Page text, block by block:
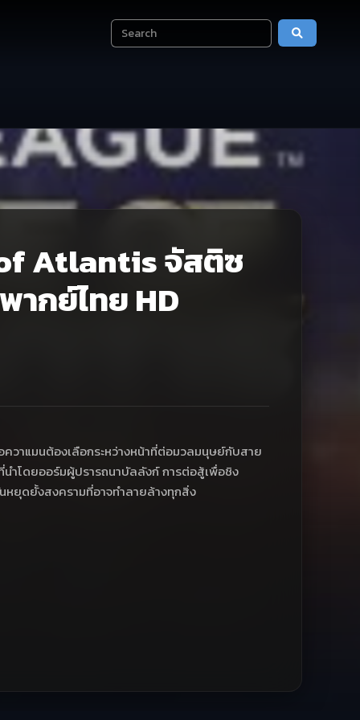
Atlantis จัสติซ
กย์ไทย HD
าแมนต้องเลือกระหว่างหน้าที่ต่อมวลมนุษย์กับสาย
ำโดยออร์มผู้ปรารถนาบัลลังก์ การต่อสู้เพื่อชิง
หยุดยั้งสงครามที่อาจทำลายล้างทุกสิ่ง